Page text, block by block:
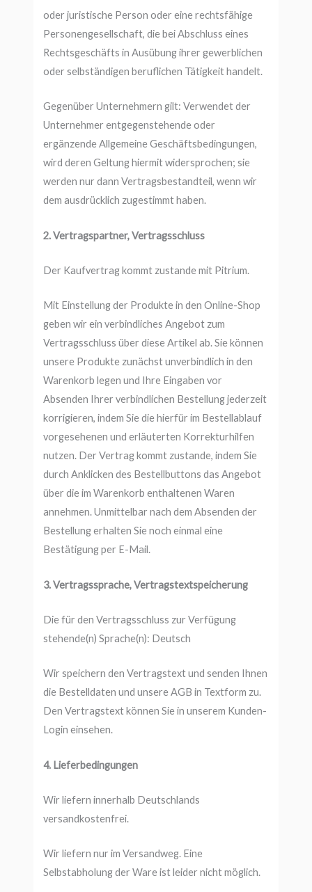
oder juristische Person oder eine rechtsfähige
Personengesellschaft, die bei Abschluss eines
Rechtsgeschäfts in Ausübung ihrer gewerblichen
oder selbständigen beruflichen Tätigkeit handelt.
Gegenüber Unternehmern gilt: Verwendet der
Unternehmer entgegenstehende oder
ergänzende Allgemeine Geschäftsbedingungen,
wird deren Geltung hiermit widersprochen; sie
werden nur dann Vertragsbestandteil, wenn wir
dem ausdrücklich zugestimmt haben.
2. Vertragspartner, Vertragsschluss
Der Kaufvertrag kommt zustande mit Pitrium.
Mit Einstellung der Produkte in den Online-Shop
geben wir ein verbindliches Angebot zum
Vertragsschluss über diese Artikel ab. Sie können
unsere Produkte zunächst unverbindlich in den
Warenkorb legen und Ihre Eingaben vor
Absenden Ihrer verbindlichen Bestellung jederzeit
korrigieren, indem Sie die hierfür im Bestellablauf
vorgesehenen und erläuterten Korrekturhilfen
nutzen. Der Vertrag kommt zustande, indem Sie
durch Anklicken des Bestellbuttons das Angebot
über die im Warenkorb enthaltenen Waren
annehmen. Unmittelbar nach dem Absenden der
Bestellung erhalten Sie noch einmal eine
Bestätigung per E-Mail.
3. Vertragssprache, Vertragstextspeicherung
Die für den Vertragsschluss zur Verfügung
stehende(n) Sprache(n): Deutsch
Wir speichern den Vertragstext und senden Ihnen
die Bestelldaten und unsere AGB in Textform zu.
Den Vertragstext können Sie in unserem Kunden-
Login einsehen.
4. Lieferbedingungen
Wir liefern innerhalb Deutschlands
versandkostenfrei.
Wir liefern nur im Versandweg. Eine
Selbstabholung der Ware ist leider nicht möglich.